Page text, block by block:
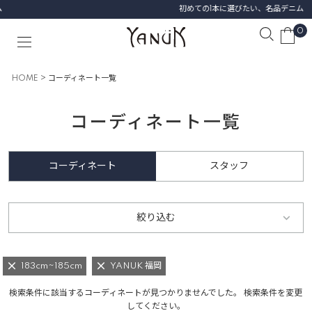
初めての1本に選びたい、名品デニム
0
HOME コーディネート一覧
コーディネート一覧
コーディネート スタッフ
絞り込む
183cm~185cm YANUK 福岡
検索条件に該当するコーディネートが見つかりませんでした。 検索条件を変更
してください。